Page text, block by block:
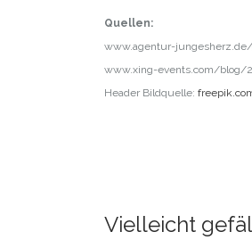
Quellen:
www.agentur-
www.xing-events.com/blog/
Header Bildquelle:
Vielleicht